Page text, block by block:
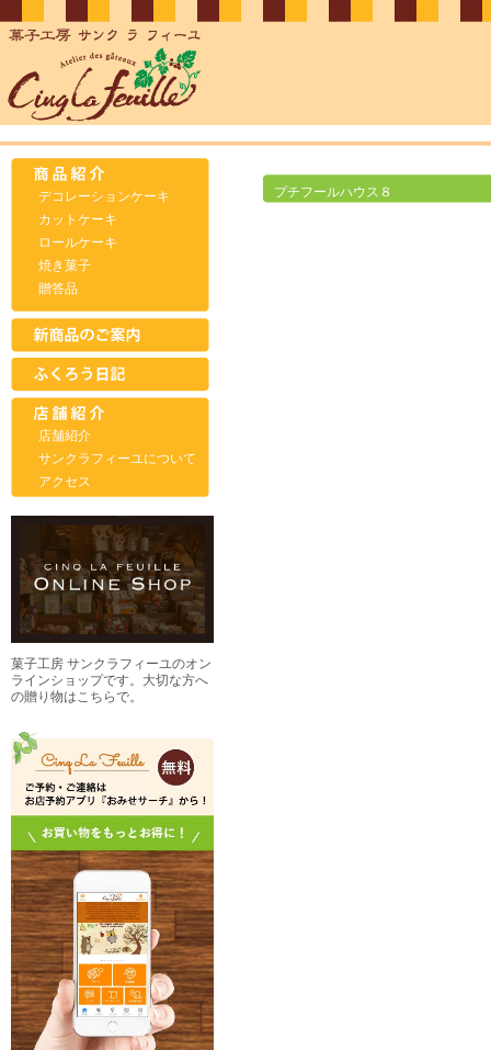
デコレーションケーキ
カットケーキ
ロールケーキ
焼き菓子
贈答品
店舗紹介
サンクラフィーユについて
アクセス
菓子工房 サンクラフィーユのオン
ラインショップです。大切な方へ
の贈り物はこちらで。
プチフールハウス８